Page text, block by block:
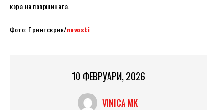
кора на површината.
Фото: Принтскрин/novosti
10 ФЕВРУАРИ, 2026
VINICA MK